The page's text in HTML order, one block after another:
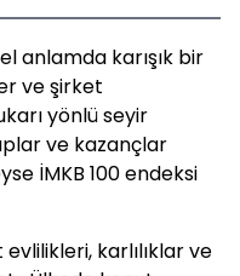
anlamda karışık bir
ve şirket
yönlü seyir
ve kazançlar
İMKB 100 endeksi
karlılıklar ve